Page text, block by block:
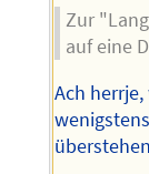
Zur
auf eine
Ach